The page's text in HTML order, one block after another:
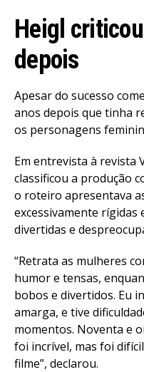
Heigl
depois
Apesar do sucesso
anos depois que tinha
os personagens
Em entrevista à revista
classificou a produção
o roteiro apresentava
excessivamente rígidas
divertidas e
“Retrata as mulheres
humor e tensas,
bobos e divertidos. Eu
amarga, e tive
momentos. Noventa e
foi incrível, mas foi
filme”, declarou.
Email